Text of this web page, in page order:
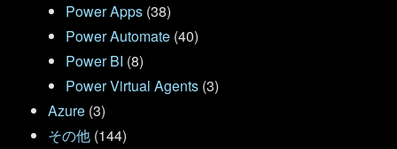
Power Apps (38)
Power Automate (40)
Power BI (8)
Power Virtual Agents (3)
Azure (3)
その他 (144)